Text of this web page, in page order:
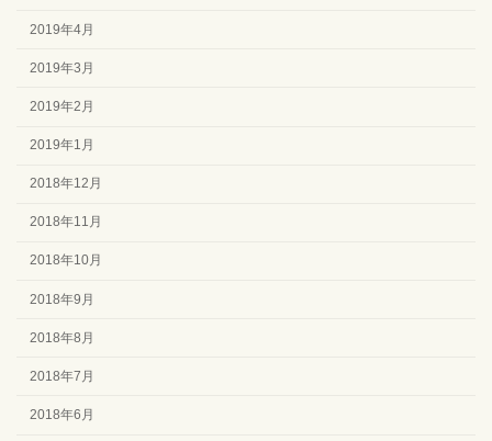
2019年4月
2019年3月
2019年2月
2019年1月
2018年12月
2018年11月
2018年10月
2018年9月
2018年8月
2018年7月
2018年6月